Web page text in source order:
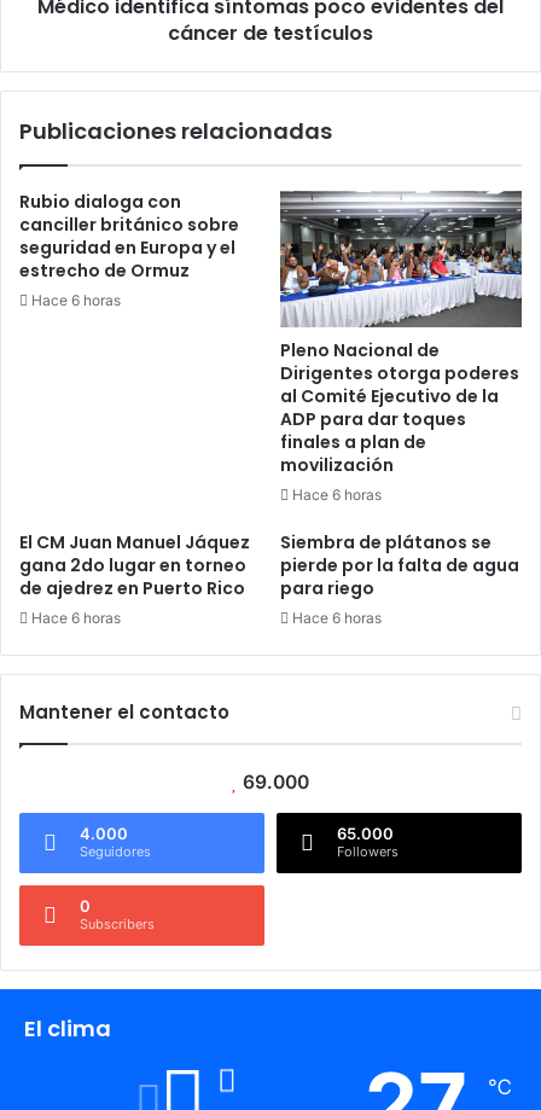
Médico identifica síntomas poco evidentes del
cáncer de testículos
Publicaciones relacionadas
Rubio dialoga con
canciller británico sobre
seguridad en Europa y el
estrecho de Ormuz
Hace 6 horas
Pleno Nacional de
Dirigentes otorga poderes
al Comité Ejecutivo de la
ADP para dar toques
finales a plan de
movilización
Hace 6 horas
El CM Juan Manuel Jáquez
gana 2do lugar en torneo
de ajedrez en Puerto Rico
Hace 6 horas
Siembra de plátanos se
pierde por la falta de agua
para riego
Hace 6 horas
Mantener el contacto
69.000
4.000
Seguidores
65.000
Followers
0
Subscribers
El clima
℃